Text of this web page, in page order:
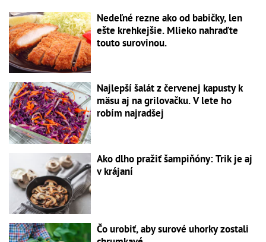
Nedeľné rezne ako od babičky, len
ešte krehkejšie. Mlieko nahraďte
touto surovinou.
Najlepší šalát z červenej kapusty k
mäsu aj na grilovačku. V lete ho
robím najradšej
Ako dlho pražiť šampiňóny: Trik je aj
v krájaní
Čo urobiť, aby surové uhorky zostali